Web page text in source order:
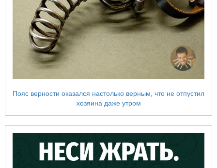
Пояс верности оказался настолько верным, что не отпустил
хозяина даже утром